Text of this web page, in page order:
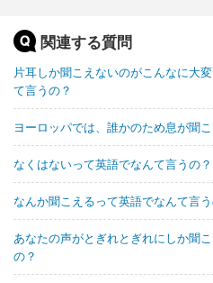
関連する質問
片耳しか聞こえないのがこんなに大
て言うの？
ヨーロッパでは、誰かのため息が聞
なくはないって英語でなんて言うの？
なんか聞こえるって英語でなんて言う
あなたの声がとぎれとぎれにしか聞
の？